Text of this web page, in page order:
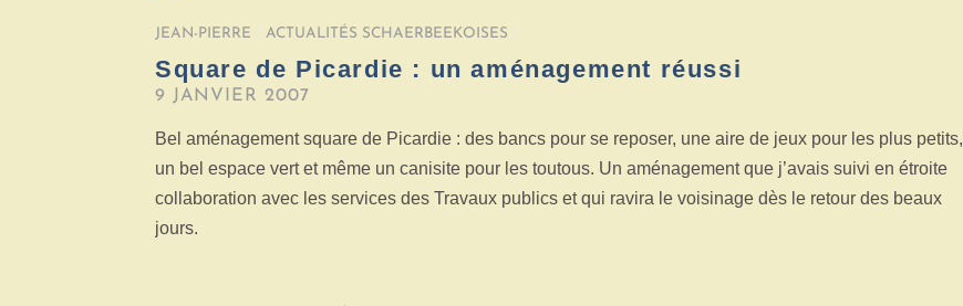
JEAN-PIERRE / ACTUALITÉS SCHAERBEEKOISES /
Square de Picardie : un aménagement réussi
9 JANVIER 2007
Bel aménagement square de Picardie : des bancs pour se reposer, une aire de jeux pour les plus petits,
un bel espace vert et même un canisite pour les toutous. Un aménagement que j’avais suivi en étroite
collaboration avec les services des Travaux publics et qui ravira le voisinage dès le retour des beaux
jours.